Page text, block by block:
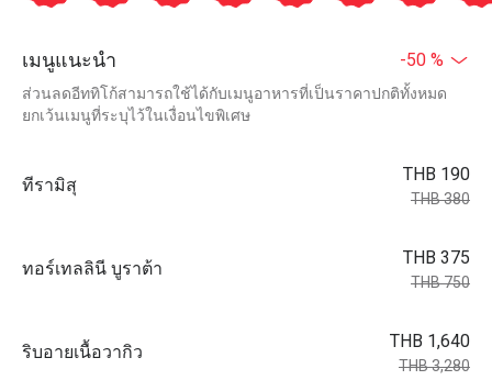
เมนูแนะนำ -50 %
ส่วนลดอีททิโก้สามารถใช้ได้กับเมนูอาหารที่เป็นราคาปกติทั้งหมด
ยกเว้นเมนูที่ระบุไว้ในเงื่อนไขพิเศษ
ทีรามิสุ
THB 190
THB 380
ทอร์เทลลินี บูราต้า
THB 375
THB 750
ริบอายเนื้อวากิว
THB 1,640
THB 3,280